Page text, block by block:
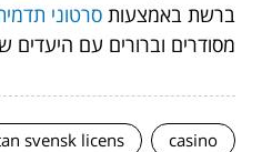
ברשת באמצעות סרטוני
מסודרים וברורים עם היעדים
casino
svensk licens